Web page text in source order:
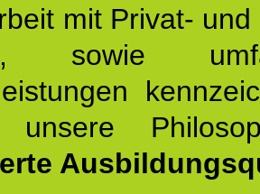
mit Privat-
sowie
unsere